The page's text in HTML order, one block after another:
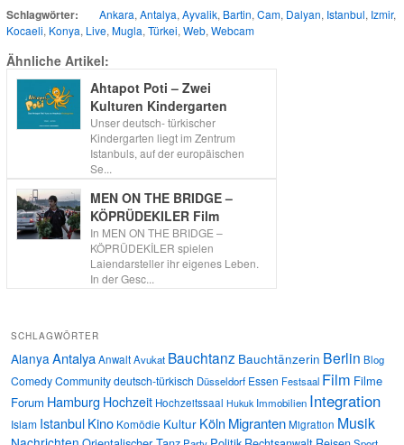
Schlagwörter: Ankara, Antalya, Ayvalik, Bartin, Cam, Dalyan, Istanbul, Izmir,
Kocaeli, Konya, Live, Mugla, Türkei, Web, Webcam
Ähnliche Artikel:
Ahtapot Poti – Zwei
Kulturen Kindergarten
Unser deutsch- türkischer
Kindergarten liegt im Zentrum
Istanbuls, auf der europäischen
Se...
MEN ON THE BRIDGE –
KÖPRÜDEKILER Film
In MEN ON THE BRIDGE –
KÖPRÜDEKİLER spielen
Laiendarsteller ihr eigenes Leben.
In der Gesc...
SCHLAGWÖRTER
Alanya AntalyaAnwaltAvukat Bauchtanz Bauchtänzerin Berlin Blog
ComedyCommunitydeutsch-türkisch Düsseldorf Essen Festsaal Film Filme
Forum Hamburg Hochzeit Hochzeitssaal Hukuk Immobilien Integration
Islam IstanbulKino Komödie Kultur Köln MigrantenMigration Musik